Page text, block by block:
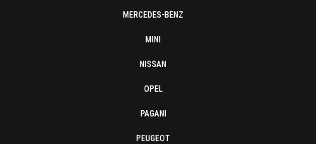
MERCEDES-BENZ
MINI
NISSAN
OPEL
PAGANI
PEUGEOT